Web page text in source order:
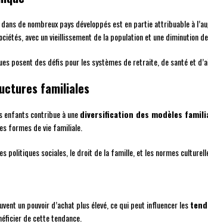
dans de nombreux pays développés est en partie attribuable à
avec un vieillissement de la population et une diminution
posent des défis pour les systèmes de retraite, de santé et
familiales
enfants contribue à unediversification des modèles
formes de vie familiale.
politiques sociales, le droit de la famille, et les normes
un pouvoir d’achat plus élevé, ce qui peut influencer les
de cette tendance.